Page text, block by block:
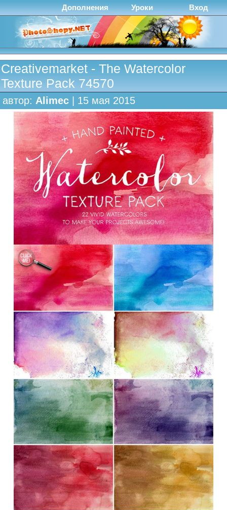
Дополнения Уроки Вход
Creativemarket - The Watercolor
Texture Pack 74570
автор: Alimec | 15 мая 2015